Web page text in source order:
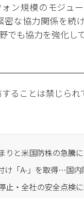
ン規模のモジュー
な協力関係を続
も協力を強化し
ることは禁じられ
け「A-」を取得…国
止・全社の安全点検